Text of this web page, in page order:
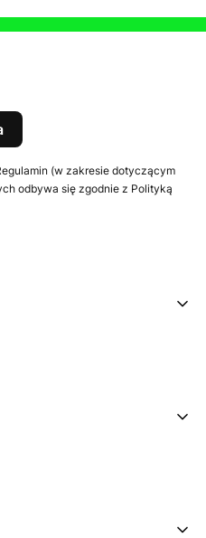
(w zakresie dotyczącym
odbywa się zgodnie z Polityką